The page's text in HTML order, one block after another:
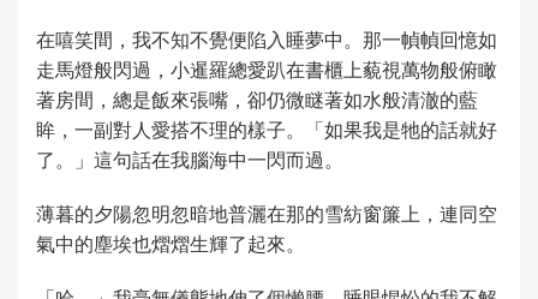
在嘻笑間，我不知不覺便陷入睡夢中。那一幀幀回憶如
走馬燈般閃過，小暹羅總愛趴在書櫃上藐視萬物般俯瞰
著房間，總是飯來張嘴，卻仍微瞇著如水般清澈的藍
眸，一副對人愛搭不理的樣子。「如果我是牠的話就好
了。」這句話在我腦海中一閃而過。
薄暮的夕陽忽明忽暗地普灑在那的雪紡窗簾上，連同空
氣中的塵埃也熠熠生輝了起來。